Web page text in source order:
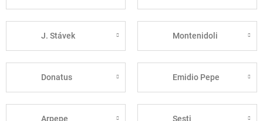
J. Stávek Montenidoli
Donatus Emidio Pepe
Arpepe Sesti